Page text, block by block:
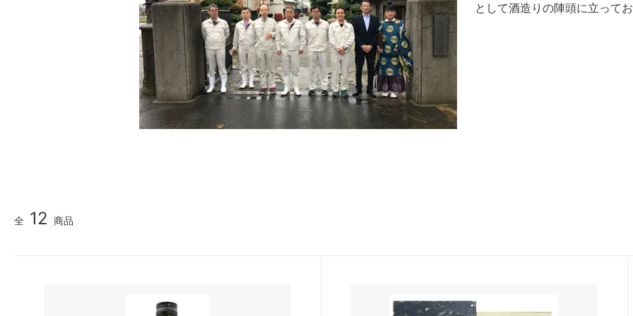
として酒造りの陣頭に立って
全 12 商品